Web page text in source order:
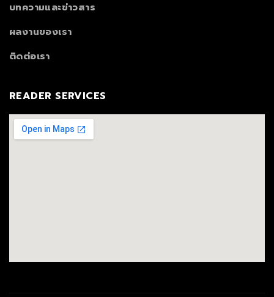
บทความและข่าวสาร
ผลงานของเรา
ติดต่อเรา
READER SERVICES